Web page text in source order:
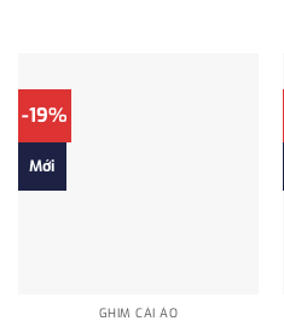
-19%
Mới
GHIM CÀI ÁO